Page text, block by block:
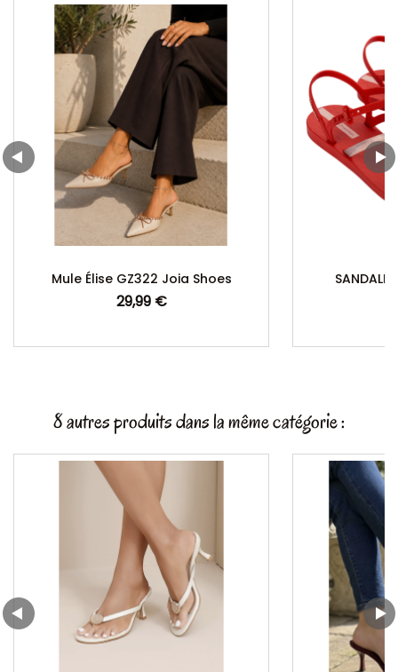
Mule Élise GZ322 Joia Shoes
Prix
29,99 €
8 autres produits dans la même catégorie :